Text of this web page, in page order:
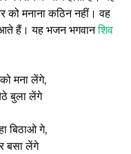
को मनाना कठिन नहीं। वह
हैं। यह भजन भगवानशिव
मना लेंगे,
बुला लेंगे
बिठाओ गे,
बसा लेंगे